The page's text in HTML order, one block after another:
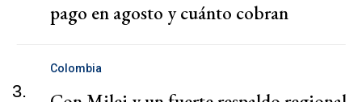
pago en agosto y cuánto cobran
3.
Colombia